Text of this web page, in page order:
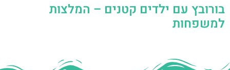
בורובץ עם ילדים קטנים – המלצות
למשפחות